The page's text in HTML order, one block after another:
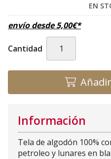
EN
envío desde5,00€*
Cantidad
Información
Tela de algodón 100%
petroleo y lunares en